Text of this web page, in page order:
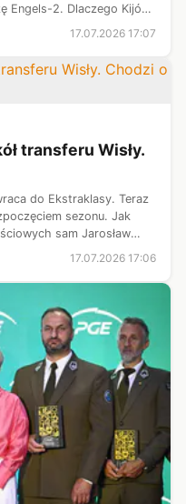
Engels-2. Dlaczego Kijów
Jak wygląda sieć
17.07.2026 17:07
transferu Wisły.
do Ekstraklasy. Teraz
sezonu. Jak
sam Jarosław
Conte, 19-letni
17.07.2026 17:06